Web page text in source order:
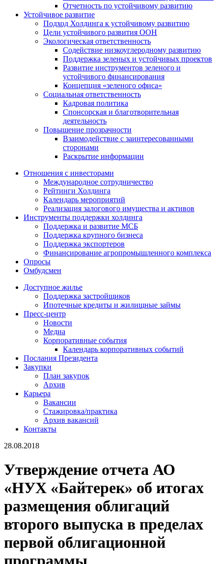
Отчетность по устойчивому развитию
Устойчивое развитие
Подход Холдинга к устойчивому развитию
Цели устойчивого развития ООН
Экологическая ответственность
Содействие низкоуглеродному развитию
Поддержка зеленых и устойчивых проектов
Развитие инструментов зеленого и
устойчивого финансирования
Концепция «зеленого офиса»
Социальная ответственность
Кадровая политика
Спонсорская и благотворительная
деятельность
Повышение прозрачности
Взаимодействие с заинтересованными
сторонами
Раскрытие информации
Отношения с инвесторами
Международное сотрудничество
Рейтинги Холдинга
Календарь мероприятий
Реализация залогового имущества и активов
Инструменты поддержки холдинга
Поддержка и развитие МСБ
Поддержка крупного бизнеса
Поддержка экспортеров
Финансирование агропромышленного комплекса
Опросы
Омбудсмен
Доступное жилье
Поддержка застройщиков
Ипотечные кредиты и жилищные займы
Пресс-центр
Новости
Медиа
Корпоративные события
Календарь корпоративных событий
Послания Президента
Закупки
План закупок
Архив
Карьера
Вакансии
Стажировка/практика
Архив вакансий
Контакты
28.08.2018
Утверждение отчета АО
«НУХ «Байтерек» об итогах
размещения облигаций
второго выпуска в пределах
первой облигационной